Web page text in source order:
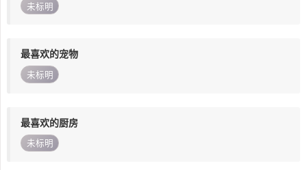
未标明
最喜欢的宠物
未标明
最喜欢的厨房
未标明